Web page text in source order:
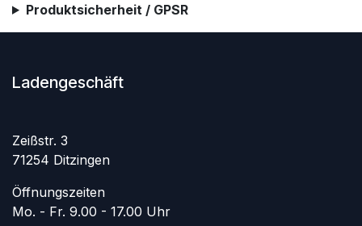
Produktsicherheit / GPSR
Ladengeschäft
Zeißstr. 3
71254 Ditzingen
Öffnungszeiten
Mo. - Fr. 9.00 - 17.00 Uhr